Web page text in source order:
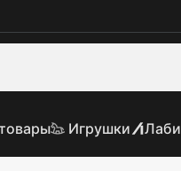
Игрушки